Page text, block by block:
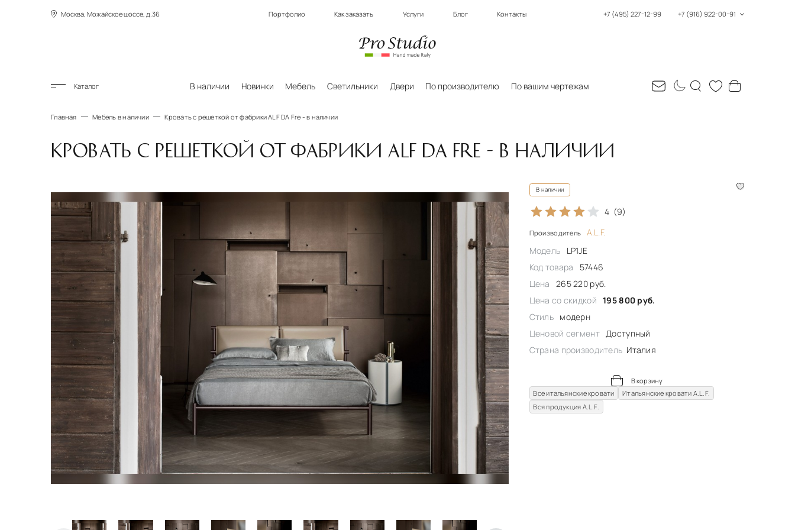
Москва, Можайское шоссе, д.36 Портфолио Как заказать Услуги Блог Контакты +7 (495) 227-12-99 +7 (916) 922-00-91
Каталог В наличии Новинки Мебель Светильники Двери По производителю По вашим чертежам
Главная Мебель в наличии Кровать с решеткой от фабрики ALF DA Fre - в наличии
КРОВАТЬ С РЕШЕТКОЙ ОТ ФАБРИКИ ALF DA FRE - В НАЛИЧИИ
В наличии
4 (9)
Производитель
A.L.F.
Модель
LP1JE
Код товара
57446
Цена
265 220 руб.
Цена со скидкой 195 800 руб.
Стиль модерн
Ценовой сегмент Доступный
Страна производитель Италия
В корзину
Все итальянские кровати
Итальянские кровати A.L.F.
Вся продукция A.L.F.